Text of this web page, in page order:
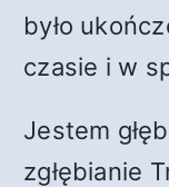
było
czasie i w
Jestem
zgłębianie